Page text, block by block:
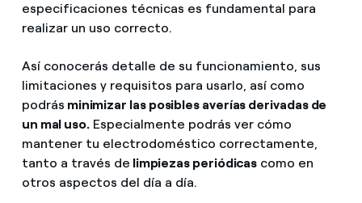
especificaciones técnicas es fundamental para
realizar un uso correcto.
Así conocerás detalle de su funcionamiento, sus
limitaciones y requisitos para usarlo, así como
podrás minimizar las posibles averías derivadas de
un mal uso. Especialmente podrás ver cómo
mantener tu electrodoméstico correctamente,
tanto a través de limpiezas periódicas como en
otros aspectos del día a día.